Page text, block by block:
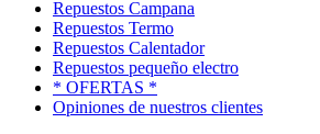
Repuestos Campana
Repuestos Termo
Repuestos Calentador
Repuestos pequeño electro
* OFERTAS *
Opiniones de nuestros clientes